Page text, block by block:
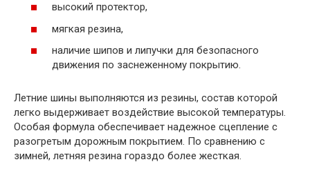
высокий протектор,
мягкая резина,
наличие шипов и липучки для безопасного
движения по заснеженному покрытию.
Летние шины выполняются из резины, состав которой
легко выдерживает воздействие высокой температуры.
Особая формула обеспечивает надежное сцепление с
разогретым дорожным покрытием. По сравнению с
зимней, летняя резина гораздо более жесткая.